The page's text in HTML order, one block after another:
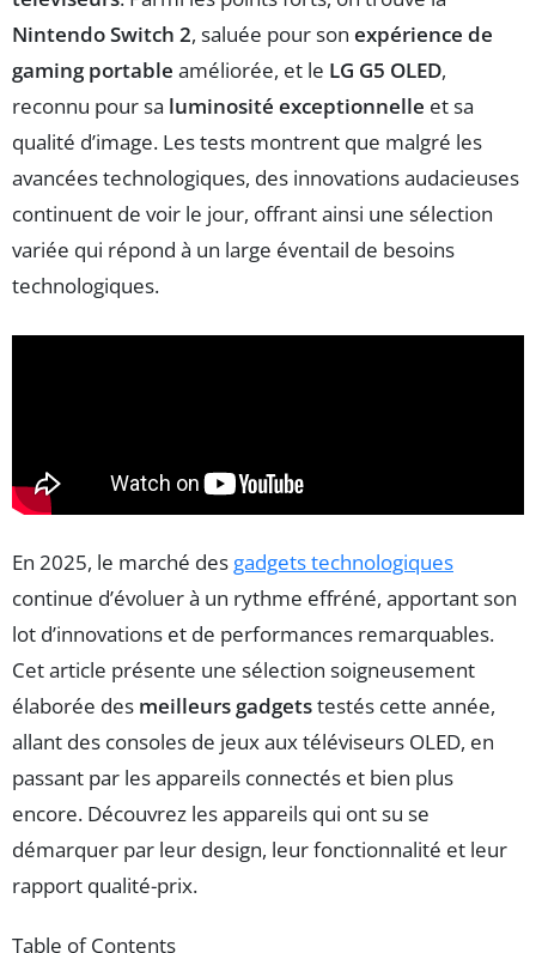
Nintendo Switch 2, saluée pour son expérience de
gaming portable améliorée, et le LG G5 OLED,
reconnu pour sa luminosité exceptionnelle et sa
qualité d’image. Les tests montrent que malgré les
avancées technologiques, des innovations audacieuses
continuent de voir le jour, offrant ainsi une sélection
variée qui répond à un large éventail de besoins
technologiques.
En 2025, le marché des gadgets technologiques
continue d’évoluer à un rythme effréné, apportant son
lot d’innovations et de performances remarquables.
Cet article présente une sélection soigneusement
élaborée des meilleurs gadgetstestés cette année,
allant des consoles de jeux aux téléviseurs OLED, en
passant par les appareils connectés et bien plus
encore. Découvrez les appareils qui ont su se
démarquer par leur design, leur fonctionnalité et leur
rapport qualité-prix.
Table of Contents